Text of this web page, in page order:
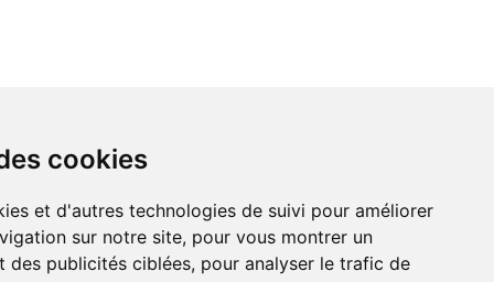
cookies
et d'autres technologies de suivi pour améliorer
sur notre site, pour vous montrer un
des publicités ciblées, pour analyser le trafic de